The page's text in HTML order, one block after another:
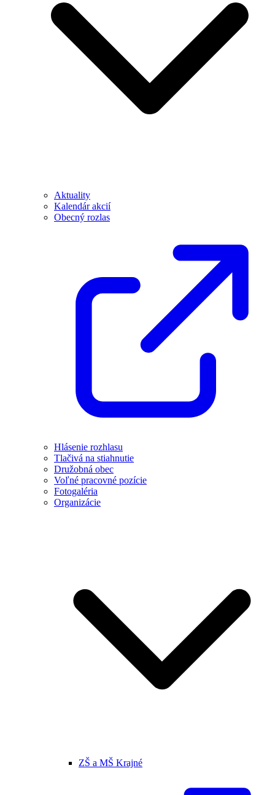
Aktuality
Kalendár akcií
Obecný rozlas
Hlásenie rozhlasu
Tlačivá na stiahnutie
Družobná obec
Voľné pracovné pozície
Fotogaléria
Organizácie
ZŠ a MŠ Krajné